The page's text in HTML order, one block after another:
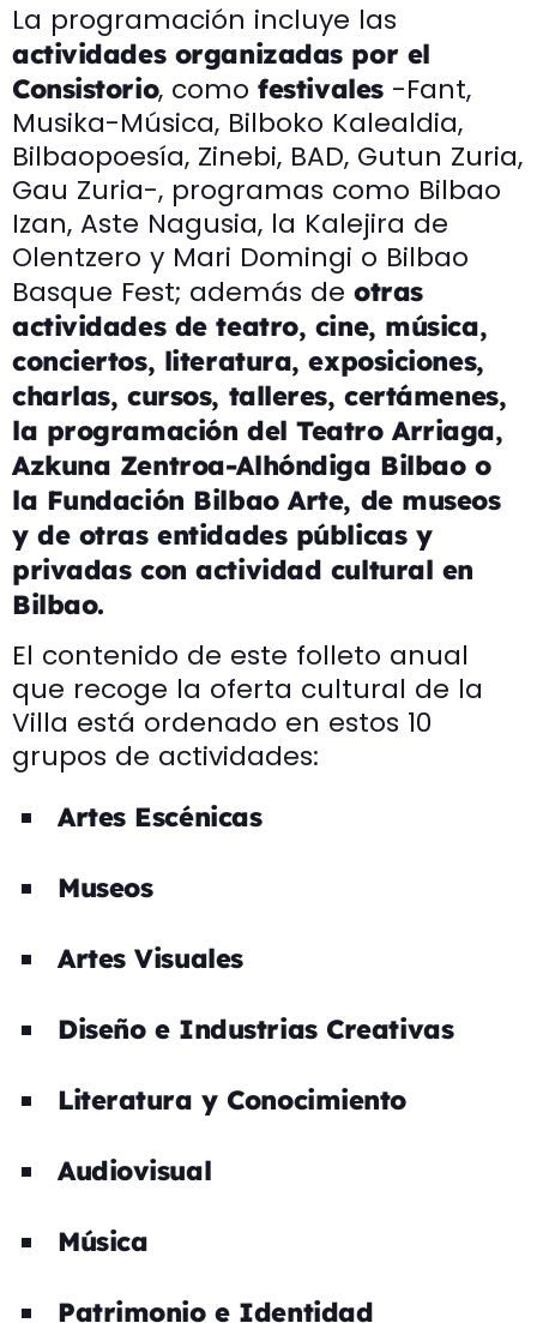
La programación incluye las
actividades organizadas por el
Consistorio, comofestivales-Fant,
Musika-Música, Bilboko Kalealdia,
Bilbaopoesía, Zinebi, BAD, Gutun Zuria,
Gau Zuria-, programas como Bilbao
Izan, Aste Nagusia, la Kalejira de
Olentzero y Mari Domingi o Bilbao
Basque Fest; además de otras
actividades de teatro, cine, música,
conciertos, literatura, exposiciones,
charlas, cursos, talleres, certámenes,
la programación del Teatro Arriaga,
Azkuna Zentroa-Alhóndiga Bilbao o
la Fundación Bilbao Arte, de museos
y de otras entidades públicas y
privadas con actividad cultural en
Bilbao.
El contenido de este folleto anual
que recoge la oferta cultural de la
Villa está ordenado en estos 10
grupos de actividades:
Artes Escénicas
Museos
Artes Visuales
Diseño e Industrias Creativas
Literatura y Conocimiento
Audiovisual
Música
Patrimonio e Identidad